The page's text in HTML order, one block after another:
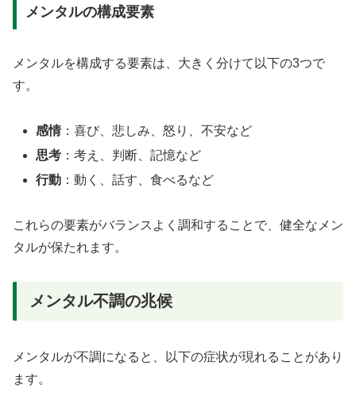
メンタルの構成要素
メンタルを構成する要素は、大きく分けて以下の3つで
す。
感情：喜び、悲しみ、怒り、不安など
思考 ：考え、判断、記憶など
行動 ：動く、話す、食べるなど
これらの要素がバランスよく調和することで、健全なメン
タルが保たれます。
メンタル不調の兆候
メンタルが不調になると、以下の症状が現れることがあり
ます。